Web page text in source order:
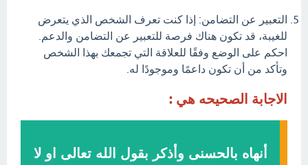
التعبير عن التضامن: إذا كنت تعرف الشخص الذي يتعرض
للغيبة، قد تكون هناك فرصة للتعبير عن التضامن والدعم.
احكم على الوضع وفقًا للعلاقة التي تجمعك بهذا الشخص
وتأكد من أن تكون داعمًا وموجودًا له.
الاجابة الصحيحه هي :
أنهاه بالحسنى وأذكر بقول الله تعالى او لا